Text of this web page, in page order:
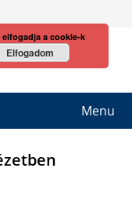
Menu
a cookie-k
Elfogadom